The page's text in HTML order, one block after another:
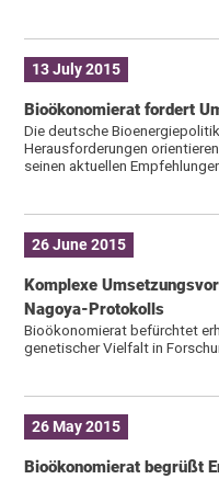
13 July 2015
Bioökonomierat fordert
Die deutsche
Herausforderungen
seinen aktuellen
26 June 2015
Komplexe
Nagoya-Protokolls
Bioökonomierat befürchtet
genetischer Vielfalt in
26 May 2015
Bioökonomierat begrüßt